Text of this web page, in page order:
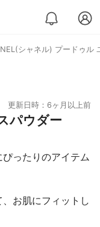
シャネル) プードゥル
更新日時：6ヶ月以上前
パウダー
ったりのアイテム
お肌にフィットし